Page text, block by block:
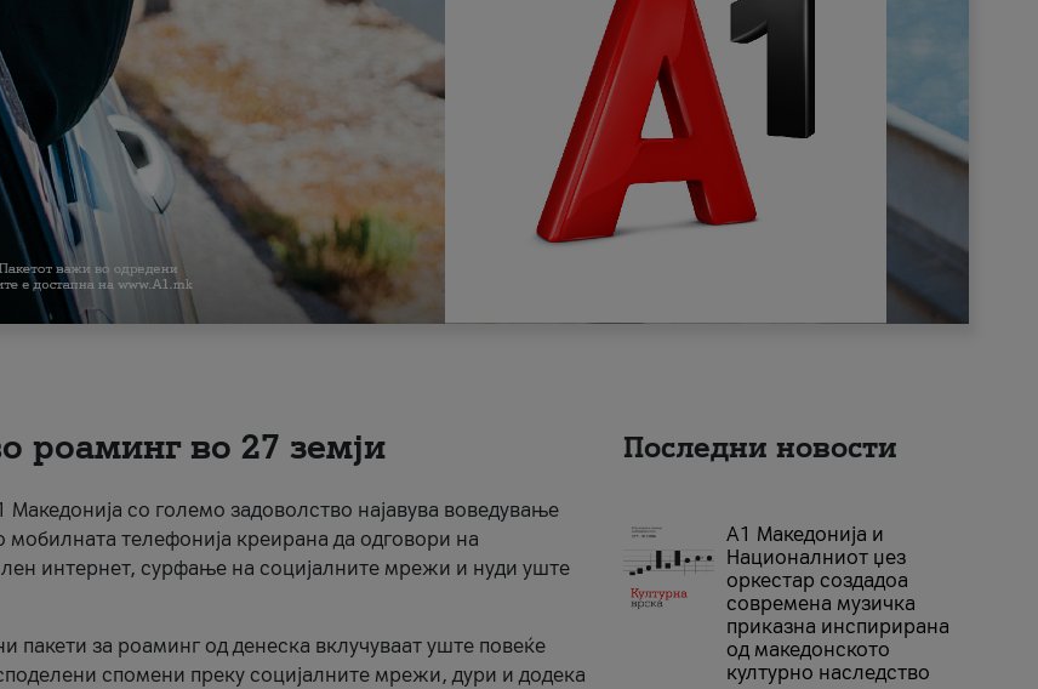
роаминг во 27 земји
со големо задоволство најавува воведување
телефонија креирана да одговори на
интернет, сурфање на социјалните мрежи и нуди уште
пакети за роаминг од денеска вклучуваат уште повеќе
спомени преку социјалните мрежи, дури и додека
Последни новости
А1 Македонија и
Националниот џез
оркестар создадоа
современа музичка
приказна инспирирана
од македонското
културно наследство